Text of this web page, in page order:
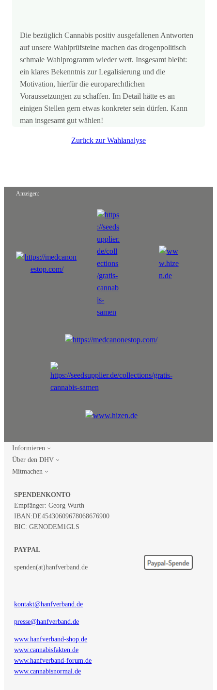
Die bezüglich Cannabis positiv ausgefallenen Antworten
auf unsere Wahlprüfsteine machen das drogenpolitisch
schmale Wahlprogramm wieder wett. Insgesamt bleibt:
ein klares Bekenntnis zur Legalisierung und die
Motivation, hierfür die europarechtlichen
Voraussetzungen zu schaffen. Im Detail hätte es an
einigen Stellen gern etwas konkreter sein dürfen. Kann
man insgesamt gut wählen!
Zurück zur Wahlanalyse
Anzeigen:
Informieren
Über den DHV
Mitmachen
SPENDENKONTO
Empfänger: Georg Wurth
IBAN:DE45430609678068676900
BIC: GENODEM1GLS
PAYPAL
spenden(at)hanfverband.de
kontakt@hanfverband.de
presse@hanfverband.de
www.hanfverband-shop.de
www.cannabisfakten.de
www.hanfverband-forum.de
www.cannabisnormal.de